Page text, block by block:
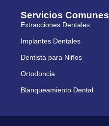
Servicios Comunes
Extracciones Dentales
Implantes Dentales
Dentista para Niños
Ortodoncia
Blanqueamiento Dental